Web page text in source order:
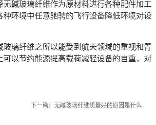
碱玻璃纤维作为原材料进行各种配件加工
环境中任意驰骋的飞行设备降低环境对设
璃纤维之所以能受到航天领域的重视和青
以节约能源提高载荷减轻设备的自重，对
下一篇： 无碱玻璃纤维质量好的原因是什么